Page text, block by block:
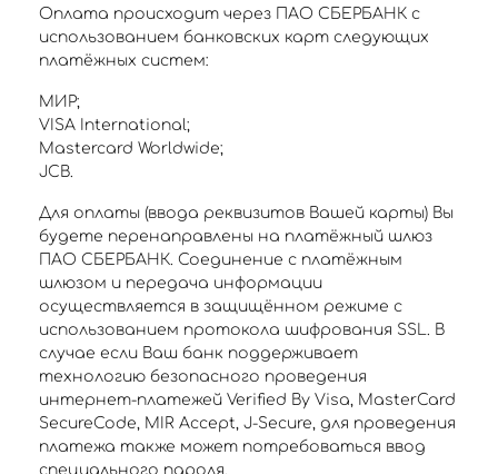
Оплата происходит через ПАО СБЕРБАНК с
использованием банковских карт следующих
платёжных систем:
МИР;
VISA International;
Mastercard Worldwide;
JCB.
Для оплаты (ввода реквизитов Вашей карты) Вы
будете перенаправлены на платёжный шлюз
ПАО СБЕРБАНК. Соединение с платёжным
шлюзом и передача информации
осуществляется в защищённом режиме с
использованием протокола шифрования SSL. В
случае если Ваш банк поддерживает
технологию безопасного проведения
интернет-платежей Verified By Visa, MasterCard
SecureCode, MIR Accept, J-Secure, для проведения
платежа также может потребоваться ввод
специального пароля.